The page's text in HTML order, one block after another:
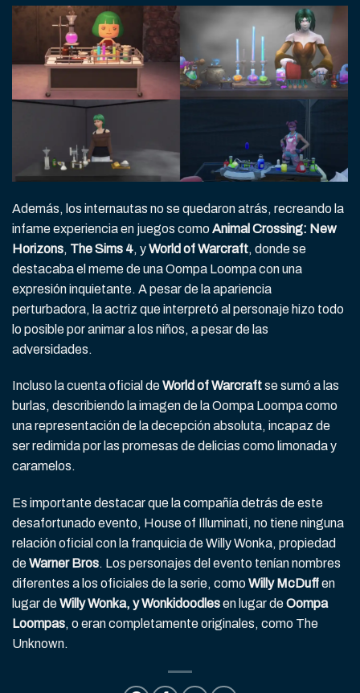
Además, los internautas no se quedaron atrás, recreando la
infame experiencia en juegos comoAnimal Crossing: New
Horizons, The Sims 4, yWorld of Warcraft, donde se
destacaba el meme de una Oompa Loompa con una
expresión inquietante. A pesar de la apariencia
perturbadora, la actriz que interpretó al personaje hizo todo
lo posible por animar a los niños, a pesar de las
adversidades.
Incluso la cuenta oficial deWorld of Warcraftse sumó a las
burlas, describiendo la imagen de la Oompa Loompa como
una representación de la decepción absoluta, incapaz de
ser redimida por las promesas de delicias como limonada y
caramelos.
Es importante destacar que la compañía detrás de este
desafortunado evento, House of Illuminati, no tiene ninguna
relación oficial con la franquicia de Willy Wonka, propiedad
deWarner Bros. Los personajes del evento tenían nombres
diferentes a los oficiales de la serie, comoWilly McDuffen
lugar deWilly Wonka, y Wonkidoodlesen lugar deOompa
Loompas, o eran completamente originales, como The
Unknown.